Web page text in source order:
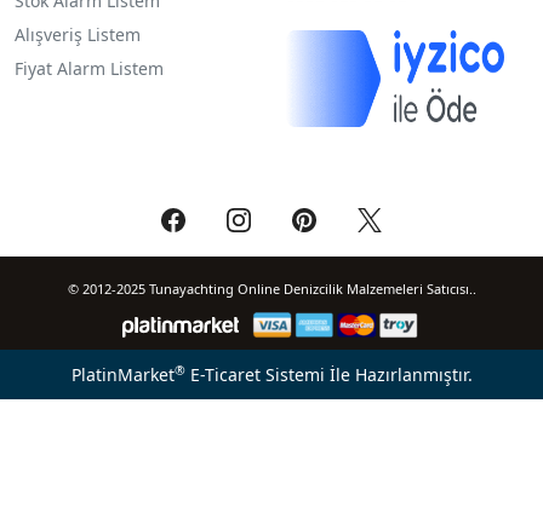
Alışveriş Listem
Fiyat Alarm Listem
© 2012-2025 Tunayachting Online Denizcilik Malzemeleri Satıcısı..
PlatinMarket®E-Ticaret Sistemi İle Hazırlanmıştır.